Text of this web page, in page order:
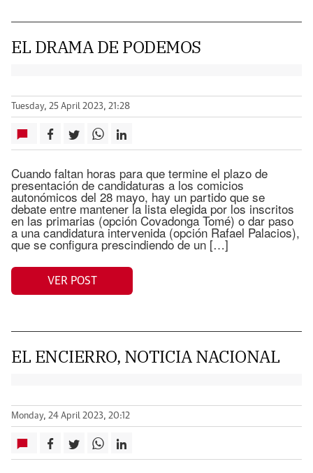
EL DRAMA DE PODEMOS
Tuesday, 25 April 2023, 21:28
Cuando faltan horas para que termine el plazo de
presentación de candidaturas a los comicios
autonómicos del 28 mayo, hay un partido que se
debate entre mantener la lista elegida por los inscritos
en las primarias (opción Covadonga Tomé) o dar paso
a una candidatura intervenida (opción Rafael Palacios),
que se configura prescindiendo de un […]
VER POST
EL ENCIERRO, NOTICIA NACIONAL
Monday, 24 April 2023, 20:12